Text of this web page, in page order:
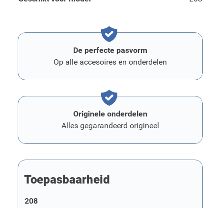
De perfecte pasvorm
Op alle accesoires en onderdelen
Originele onderdelen
Alles gegarandeerd origineel
Toepasbaarheid
208